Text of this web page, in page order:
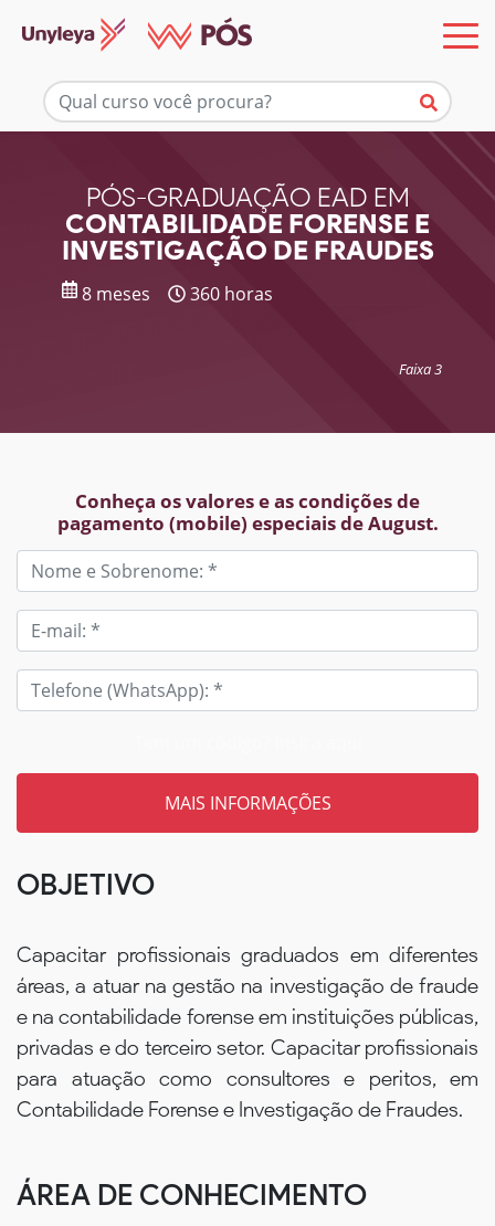
PÓS-GRADUAÇÃO EAD EM
CONTABILIDADE FORENSE E
INVESTIGAÇÃO DE FRAUDES
8 meses 360 horas
Faixa 3
Conheça os valores e as condições de
pagamento (mobile) especiais de August.
Mais informações
OBJETIVO
Capacitar profissionais graduados em diferentes
áreas, a atuar na gestão na investigação de fraude
e na contabilidade forense em instituições públicas,
privadas e do terceiro setor. Capacitar profissionais
para atuação como consultores e peritos, em
Contabilidade Forense e Investigação de Fraudes.
ÁREA DE CONHECIMENTO